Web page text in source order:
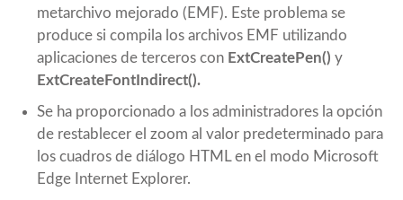
metarchivo mejorado (EMF). Este problema se
produce si compila los archivos EMF utilizando
aplicaciones de terceros con ExtCreatePen() y
ExtCreateFontIndirect().
Se ha proporcionado a los administradores la opción
de restablecer el zoom al valor predeterminado para
los cuadros de diálogo HTML en el modo Microsoft
Edge Internet Explorer.